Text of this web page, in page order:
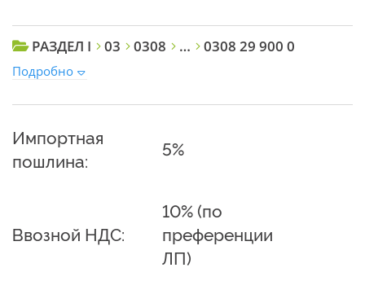
РАЗДЕЛ I 03 0308 … 0308 29 900 0
Подробно
Импортная
пошлина:
5%
Ввозной НДС:
10% (по
преференции
ЛП)